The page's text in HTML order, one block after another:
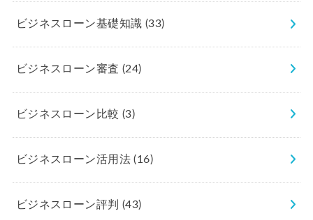
ビジネスローン基礎知識 (33)
ビジネスローン審査 (24)
ビジネスローン比較 (3)
ビジネスローン活用法(16)
ビジネスローン評判 (43)